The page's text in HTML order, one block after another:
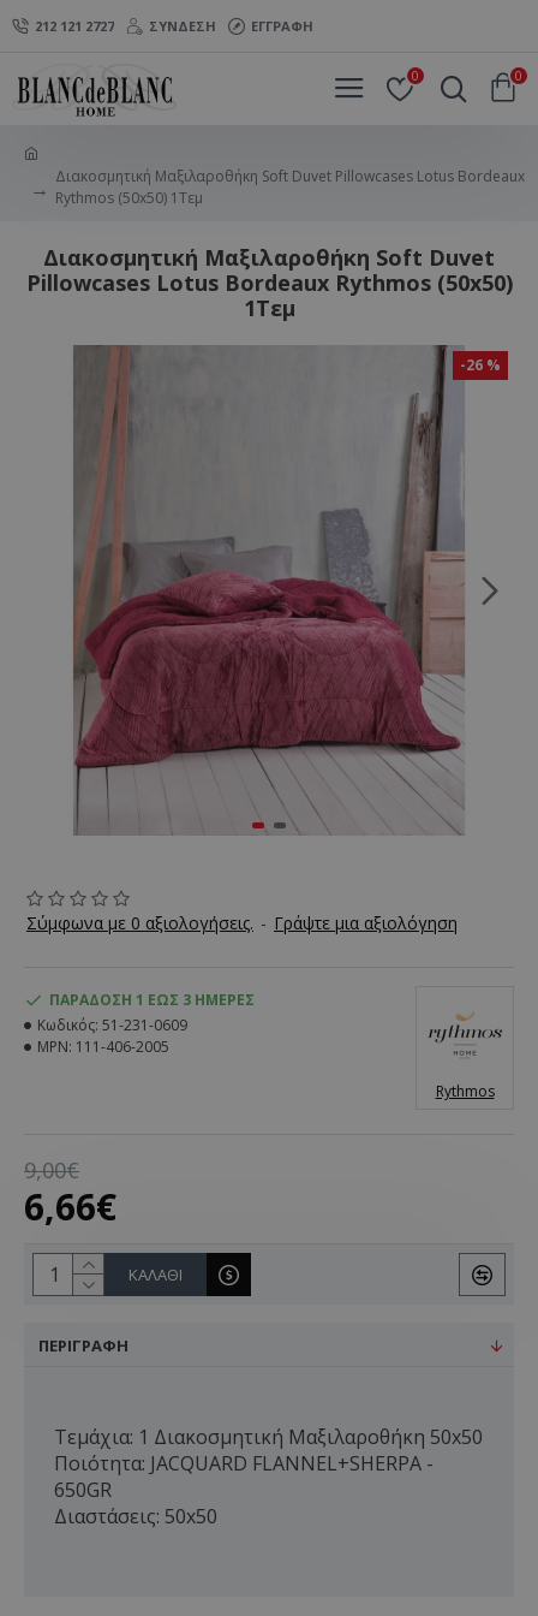
212 121 2727 ΣΎΝΔΕΣΗ ΕΓΓΡΑΦΉ
0 0
Διακοσμητική Μαξιλαροθήκη Soft Duvet Pillowcases Lotus Bordeaux
Rythmos (50x50) 1Τεμ
Διακοσμητική Μαξιλαροθήκη Soft Duvet
Pillowcases Lotus Bordeaux Rythmos (50x50)
1Τεμ
-26 %
Σύμφωνα με 0 αξιολογήσεις. - Γράψτε μια αξιολόγηση
6,66€
9,00€
ΠΑΡΆΔΟΣΗ 1 ΈΩΣ 3 ΗΜΈΡΕΣ
Κωδικός: 51-231-0609
MPN: 111-406-2005
Rythmos
ΚΑΛΆΘΙ
ΠΕΡΙΓΡΑΦΉ
Τεμάχια: 1 Διακοσμητική Μαξιλαροθήκη 50x50
Ποιότητα: JACQUARD FLANNEL+SHERPA -
650GR
Διαστάσεις: 50x50